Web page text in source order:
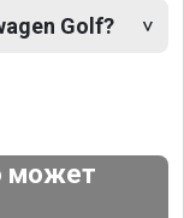
Golf?
может